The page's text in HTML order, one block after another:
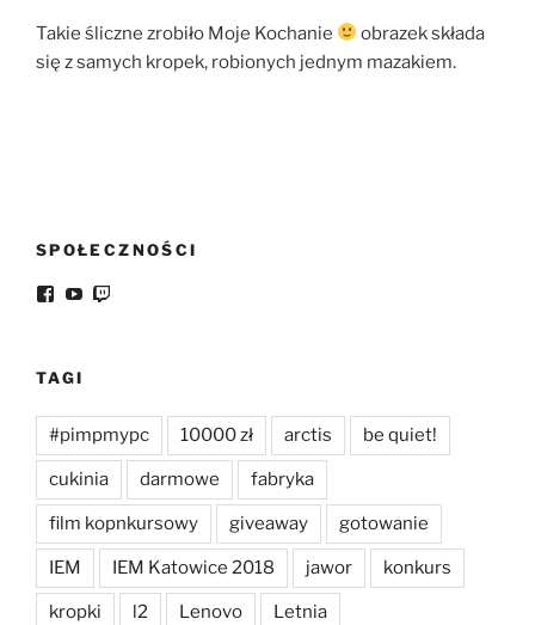
Takie śliczne zrobiło Moje Kochanie
obrazek składa
się z samych kropek, robionych jednym mazakiem.
SPOŁECZNOŚCI
Facebook
YouTube
TAGI
#pimpmypc 10000 zł arctis be quiet!
cukinia darmowe fabryka
film kopnkursowy giveaway gotowanie
IEM IEM Katowice 2018 jawor konkurs
kropki l2 Lenovo Letnia